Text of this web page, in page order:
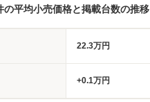
の平均小売価格と掲載台数の推移
22.3万円
+0.1万円